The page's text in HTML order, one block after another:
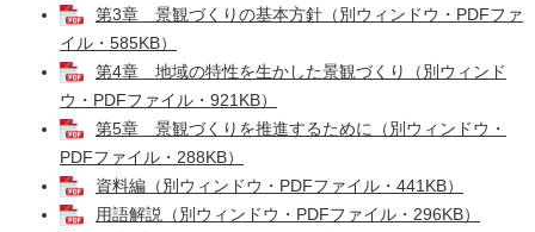
第3章 景観づくりの基本方針（別ウィンドウ・PDFファ
イル・585KB）
第4章 地域の特性を生かした景観づくり（別ウィンド
ウ・PDFファイル・921KB）
第5章 景観づくりを推進するために（別ウィンドウ・
PDFファイル・288KB）
資料編（別ウィンドウ・PDFファイル・441KB）
用語解説（別ウィンドウ・PDFファイル・296KB）